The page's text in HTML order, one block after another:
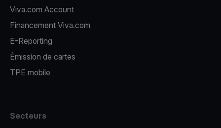
Viva.com Account
Financement Viva.com
E-Reporting
Émission de cartes
TPE mobile
Secteurs